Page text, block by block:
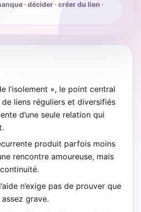
· décider · créer du lien ·
l’isolement », le point central
liens réguliers et diversifiés
d’une seule relation qui
produit parfois moins
rencontre amoureuse, mais
n’exige pas de prouver que
assez grave.